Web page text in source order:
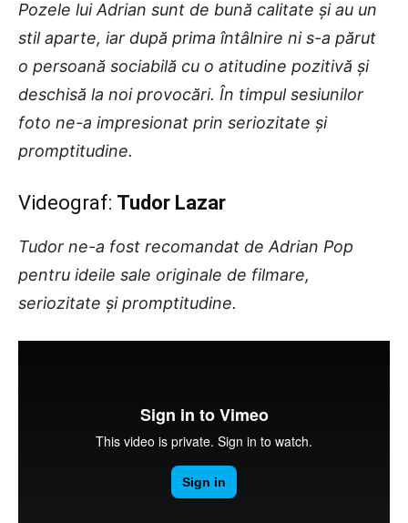
Pozele lui Adrian sunt de bună calitate și au un
stil aparte, iar după prima întâlnire ni s-a părut
o persoană sociabilă cu o atitudine pozitivă și
deschisă la noi provocări. În timpul sesiunilor
foto ne-a impresionat prin seriozitate și
promptitudine.
Videograf: Tudor Lazar
Tudor ne-a fost recomandat de Adrian Pop
pentru ideile sale originale de filmare,
seriozitate și promptitudine.